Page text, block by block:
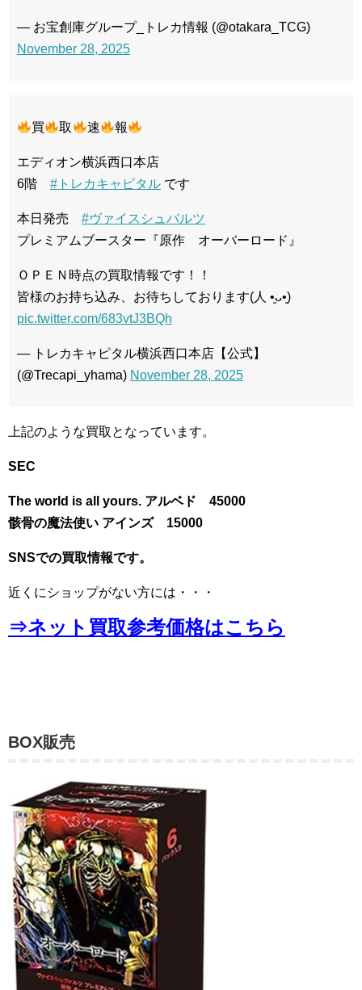
— お宝創庫グループ_トレカ情報 (@otakara_TCG)
November 28, 2025
買 取 速 報
エディオン横浜西口本店
6階 #トレカキャピタル です
本日発売 #ヴァイスシュバルツ
プレミアムブースター『原作 オーバーロード』
ＯＰＥＮ時点の買取情報です！！
皆様のお持ち込み、お待ちしております(⁠人⁠ ⁠•͈⁠ᴗ⁠•͈⁠)
pic.twitter.com/683vtJ3BQh
— トレカキャピタル横浜西口本店【公式】
(@Trecapi_yhama) November 28, 2025
上記のような買取となっています。
SEC
The world is all yours. アルベド 45000
骸骨の魔法使い アインズ 15000
SNSでの買取情報です。
近くにショップがない方には・・・
⇒ネット買取参考価格はこちら
BOX販売